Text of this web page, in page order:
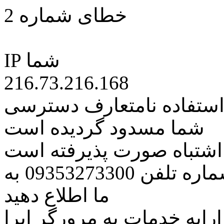
خطای شماره 2
IP شما
216.73.216.168
نامتعارف دسترسی
شما مسدود گردیده است
اشتباه صورت پذیرفته است
مراتب این مسئله را از طریق شماره تلفن 09353273300 به
ما اطلاع دهید
خدمات به مرورگر اپرا